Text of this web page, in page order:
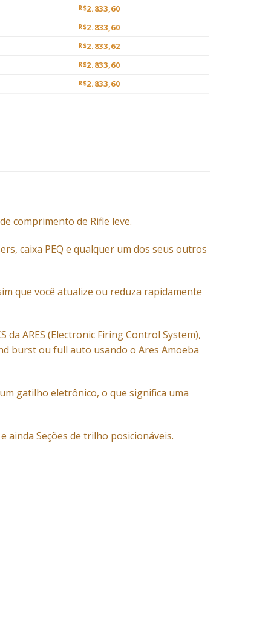
R$2.833,60
R$2.833,60
R$2.833,62
R$2.833,60
R$2.833,60
comprimento de Rifle leve.
caixa PEQ e qualquer um dos seus outros
que você atualize ou reduza rapidamente
da ARES (Electronic Firing Control System),
burst ou full auto usando o Ares Amoeba
gatilho eletrônico, o que significa uma
ainda Seções de trilho posicionáveis.